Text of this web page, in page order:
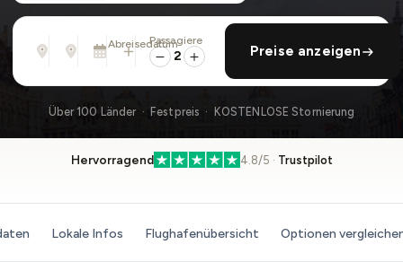
Von
Adresse, Flughafen, Hotel, ...
Nach
Adresse, Flughafen, Hotel, ...
Abreisedatum
So., 9. Aug. · 01:45 PM
rückfahrt hinzufügen
Passagiere
2 Preise anzeigen
Über 100 Länder · Festpreis · KOSTENLOSE Stornierung
Hervorragend 4.8/5 · Trustpilot
Lokale Infos Flughafenübersicht Optionen